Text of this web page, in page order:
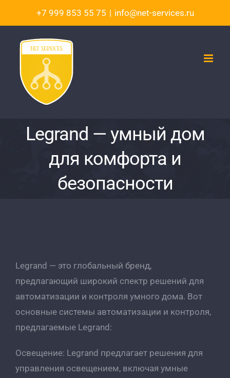
content
+7 999 853 55 75 | info@net-services.ru
Legrand — умный дом
для комфорта и
безопасности
Legrand — это глобальный бренд,
предлагающий широкий спектр решений для
автоматизации и контроля умного дома. Вот
основные системы автоматизации и контроля,
предлагаемые Legrand:
Освещение: Legrand предлагает решения для
управления освещением, включая умные